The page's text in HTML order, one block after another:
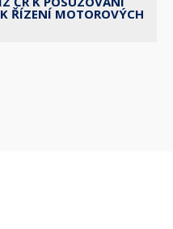
ŘÍZENÍ MOTOROVÝCH